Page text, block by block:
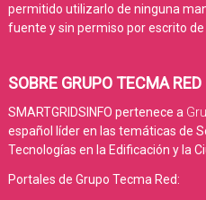
permitido utilizarlo de ninguna
fuente y sin permiso por escrito de
SOBRE GRUPO TECMA RED
SMARTGRIDSINFO pertenece a
español líder en las temáticas de
Tecnologías en la Edificación y la
Portales de Grupo Tecma Red: